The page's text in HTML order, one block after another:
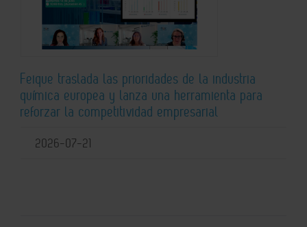
Feique traslada las prioridades de la industria
química europea y lanza una herramienta para
reforzar la competitividad empresarial
2026-07-21